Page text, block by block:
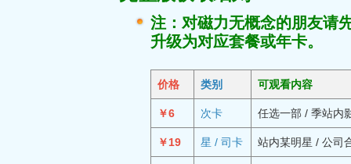
注：对磁力无概念的朋友请
升级为对应套餐或年卡。
价格 类别 可观看内容
￥6 次卡 任选一部 / 季站内
￥19 星 / 司卡 站内某明星 / 公司